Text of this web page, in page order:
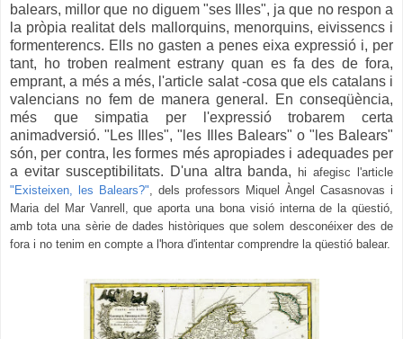
balears, millor que no diguem "ses Illes", ja que no respon a
la pròpia realitat dels mallorquins, menorquins, eivissencs i
formenterencs. Ells no gasten a penes eixa expressió i, per
tant, ho troben realment estrany quan es fa des de fora,
emprant, a més a més, l'article salat -cosa que els catalans i
valencians no fem de manera general. En conseqüència,
més que simpatia per l'expressió trobarem certa
animadversió. "Les Illes", "les Illes Balears" o "les Balears"
són, per contra, les formes més apropiades i adequades per
a evitar susceptibilitats. D'una altra banda,
hi afegisc l'article
"Existeixen, les Balears?" , dels professors Miquel Àngel Casasnovas i
Maria del Mar Vanrell, que aporta una bona visió interna de la qüestió,
amb tota una sèrie de dades històriques que solem desconéixer des de
fora i no tenim en compte a l'hora d'intentar comprendre la qüestió balear.